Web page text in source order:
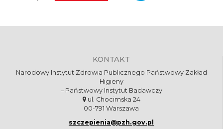
KONTAKT
Narodowy Instytut Zdrowia Publicznego Państwowy Zakład
Higieny
– Państwowy Instytut Badawczy
ul. Chocimska 24
00-791 Warszawa
szczepienia@pzh.gov.pl